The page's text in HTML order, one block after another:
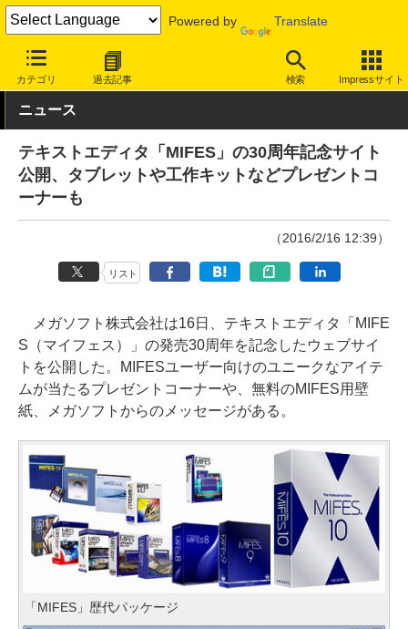
Powered by Translate
カテゴリ 過去記事 検索 Impressサイト
INTERNET Watch トピック 開発者/クリエイター
ニュース
テキストエディタ「MIFES」の30周年記念サイト
公開、タブレットや工作キットなどプレゼントコ
ーナーも
（2016/2/16 12:39）
リスト
メガソフト株式会社は16日、テキストエディタ「MIFE
S（マイフェス）」の発売30周年を記念したウェブサイ
トを公開した。MIFESユーザー向けのユニークなアイテ
ムが当たるプレゼントコーナーや、無料のMIFES用壁
紙、メガソフトからのメッセージがある。
「MIFES」歴代パッケージ